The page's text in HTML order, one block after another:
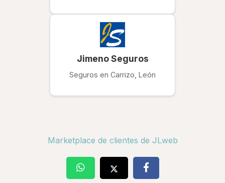
Jimeno Seguros
Seguros en Carrizo, León
Marketplace de clientes de JLweb